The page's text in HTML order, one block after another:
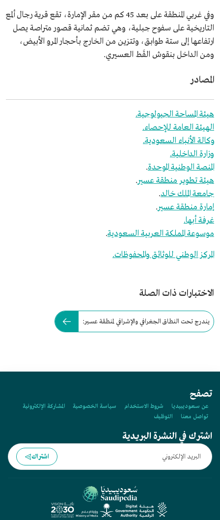
وفي غربي المنطقة على بعد 45 كم من مقر الإمارة، تقع قرية رجال ألمع
التاريخية على سفوح جبلية، وهي تضم ثمانية قصور متراصة يصل
ارتفاعها إلى ستة طوابق، وتتزين من الخارج بأحجار المرو الأبيض،
ومن الداخل بنقوش القَط العسيري.
المصادر
هيئة المساحة الجيولوجية.
الهيئة العامة للإحصاء.
وكالة الأنباء السعودية.
وزارة الداخلية.
المنصة الوطنية الموحدة.
هيئة تطوير منطقة عسير.
جامعة الملك خالد.
إمارة منطقة عسير.
غرفة أبها.
موسوعة المملكة العربية السعودية.
المركز الوطني للوثائق والمحفوظات.
الاختبارات ذات الصلة
يندرج تحت النطاق الجغرافي والإشرافي لمنطقة عسير:
تصفح
عن سعوديبيديا شروط الاستخدام سياسة الخصوصية
المشاركة الإلكترونية
تواصل معنا
التوظيف
اشترك في النشرة البريدية
اشتراك